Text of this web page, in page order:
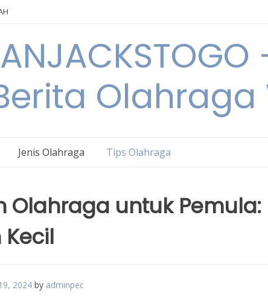
Olahraga
Jenis Olahraga Tips Olahraga
Olahraga untuk
2024 by adminpec